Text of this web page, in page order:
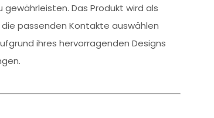
Das Produkt wird als
passenden Kontakte auswählen
ihres hervorragenden Designs